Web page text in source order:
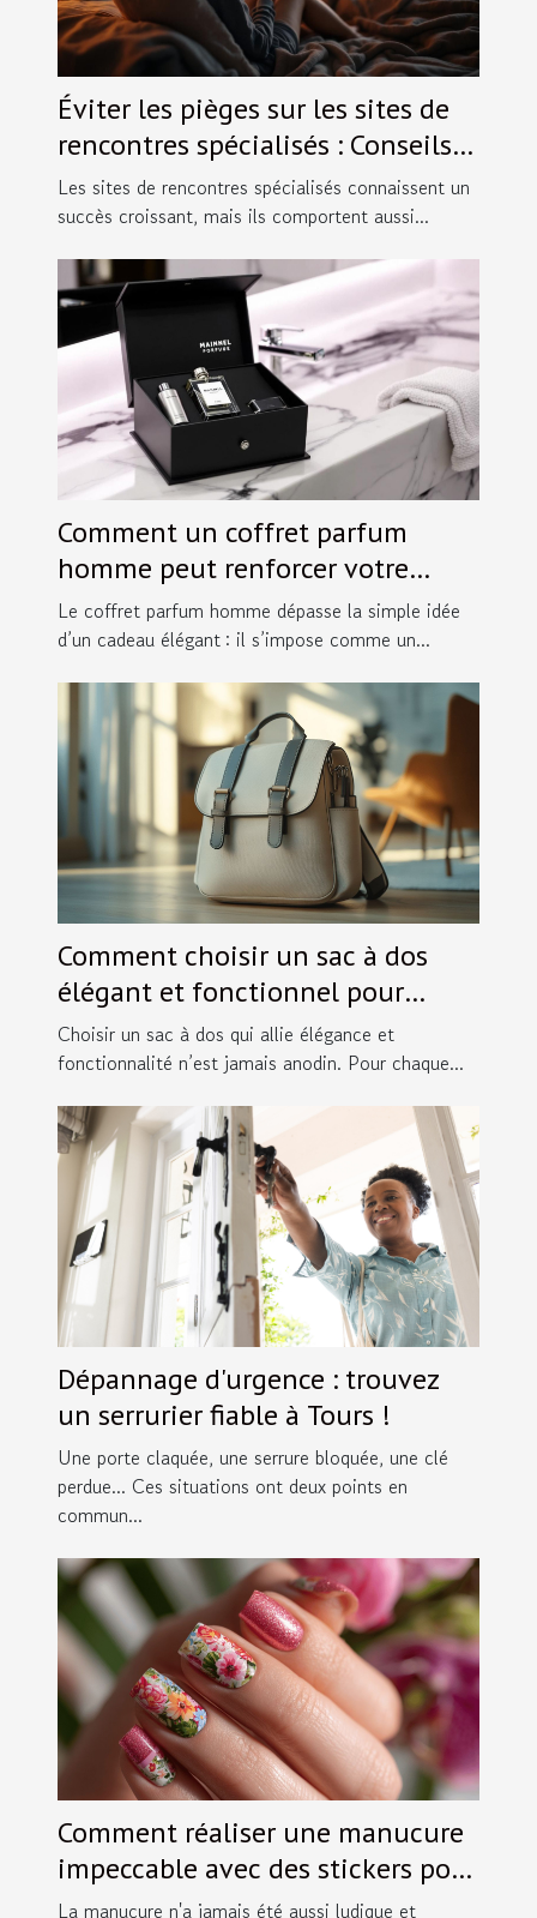
Éviter les pièges sur les sites de
rencontres spécialisés : Conseils
pratiques.
Les sites de rencontres spécialisés connaissent un
succès croissant, mais ils comportent aussi...
Comment un coffret parfum
homme peut renforcer votre
image ?
Le coffret parfum homme dépasse la simple idée
d’un cadeau élégant : il s’impose comme un...
Comment choisir un sac à dos
élégant et fonctionnel pour
chaque occasion ?
Choisir un sac à dos qui allie élégance et
fonctionnalité n’est jamais anodin. Pour chaque...
Dépannage d'urgence : trouvez
un serrurier fiable à Tours !
Une porte claquée, une serrure bloquée, une clé
perdue... Ces situations ont deux points en
commun...
Comment réaliser une manucure
impeccable avec des stickers pour
ongles
La manucure n'a jamais été aussi ludique et